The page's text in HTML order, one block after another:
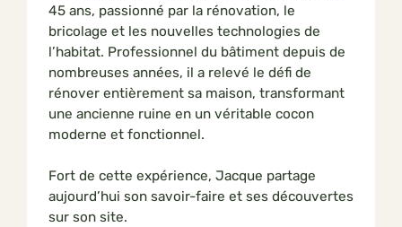
45 ans, passionné par la rénovation, le
bricolage et les nouvelles technologies de
l’habitat. Professionnel du bâtiment depuis de
nombreuses années, il a relevé le défi de
rénover entièrement sa maison, transformant
une ancienne ruine en un véritable cocon
moderne et fonctionnel.
Fort de cette expérience, Jacque partage
aujourd’hui son savoir-faire et ses découvertes
sur son site.